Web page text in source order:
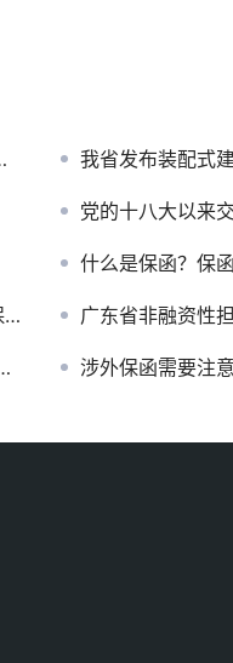
我省发布装配式
党的十八大以来
什么是保函？保
广东省非融资性
涉外保函需要注